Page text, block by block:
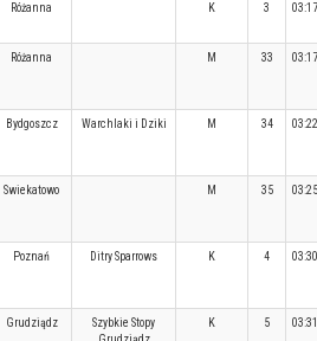
Różanna K 3
Różanna M 33
Bydgoszcz Warchlaki i Dziki M 34
Swiekatowo M 35
Poznań Ditry Sparrows K 4
Grudziądz
Szybkie Stopy
K 5